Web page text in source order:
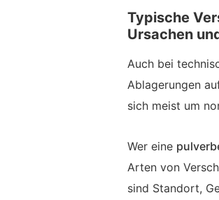
Typische
Ursachen
Auch bei
Ablagerungen
sich meist um
Wer eine
Arten von
sind Standort,